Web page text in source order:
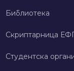
Библиотека
Скриптарница
Студентска